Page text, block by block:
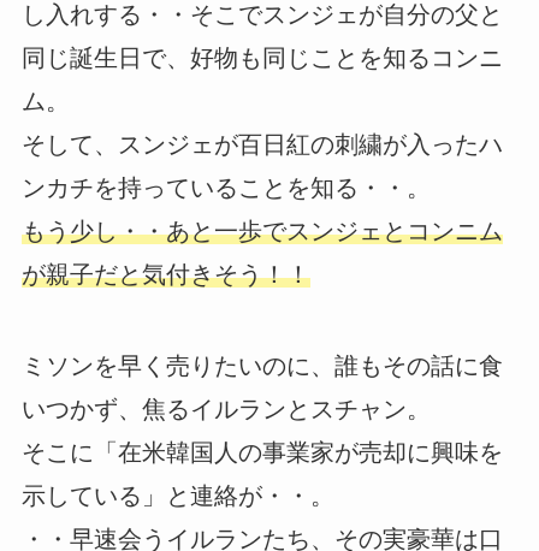
し入れする・・そこでスンジェが自分の父と
同じ誕生日で、好物も同じことを知るコンニ
ム。
そして、スンジェが百日紅の刺繍が入ったハ
ンカチを持っていることを知る・・。
もう少し・・あと一歩でスンジェとコンニム
が親子だと気付きそう！！
ミソンを早く売りたいのに、誰もその話に食
いつかず、焦るイルランとスチャン。
そこに「在米韓国人の事業家が売却に興味を
示している」と連絡が・・。
・・早速会うイルランたち、その実豪華は口